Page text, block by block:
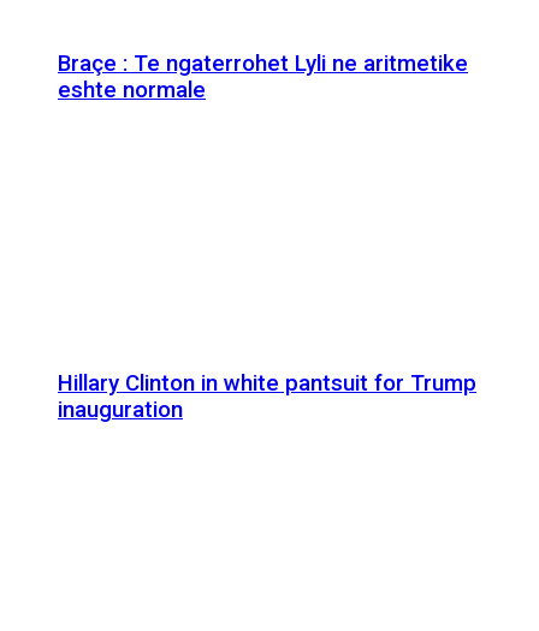
Braçe : Te ngaterrohet Lyli ne aritmetike
eshte normale
Hillary Clinton in white pantsuit for Trump
inauguration